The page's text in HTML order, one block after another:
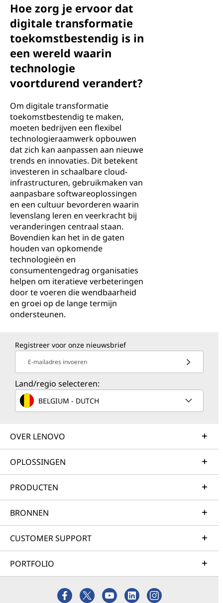
Hoe zorg je ervoor dat
digitale transformatie
toekomstbestendig is in
een wereld waarin
technologie
voortdurend verandert?
Om digitale transformatie
toekomstbestendig te maken,
moeten bedrijven een flexibel
technologieraamwerk opbouwen
dat zich kan aanpassen aan nieuwe
trends en innovaties. Dit betekent
investeren in schaalbare cloud-
infrastructuren, gebruikmaken van
aanpasbare softwareoplossingen
en een cultuur bevorderen waarin
levenslang leren en veerkracht bij
veranderingen centraal staan.
Bovendien kan het in de gaten
houden van opkomende
technologieën en
consumentengedrag organisaties
helpen om iteratieve verbeteringen
door te voeren die wendbaarheid
en groei op de lange termijn
ondersteunen.
Registreer voor onze nieuwsbrief
E-mailadres invoeren
Land/regio selecteren:
BELGIUM - DUTCH
OVER LENOVO
OPLOSSINGEN
PRODUCTEN
BRONNEN
CUSTOMER SUPPORT
PORTFOLIO